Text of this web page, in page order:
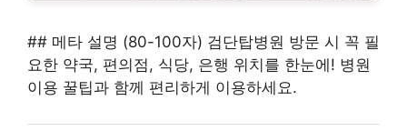
## 메타 설명 (80-100자) 검단탑병원 방문 시 꼭 필
요한 약국, 편의점, 식당, 은행 위치를 한눈에! 병원
이용 꿀팁과 함께 편리하게 이용하세요.